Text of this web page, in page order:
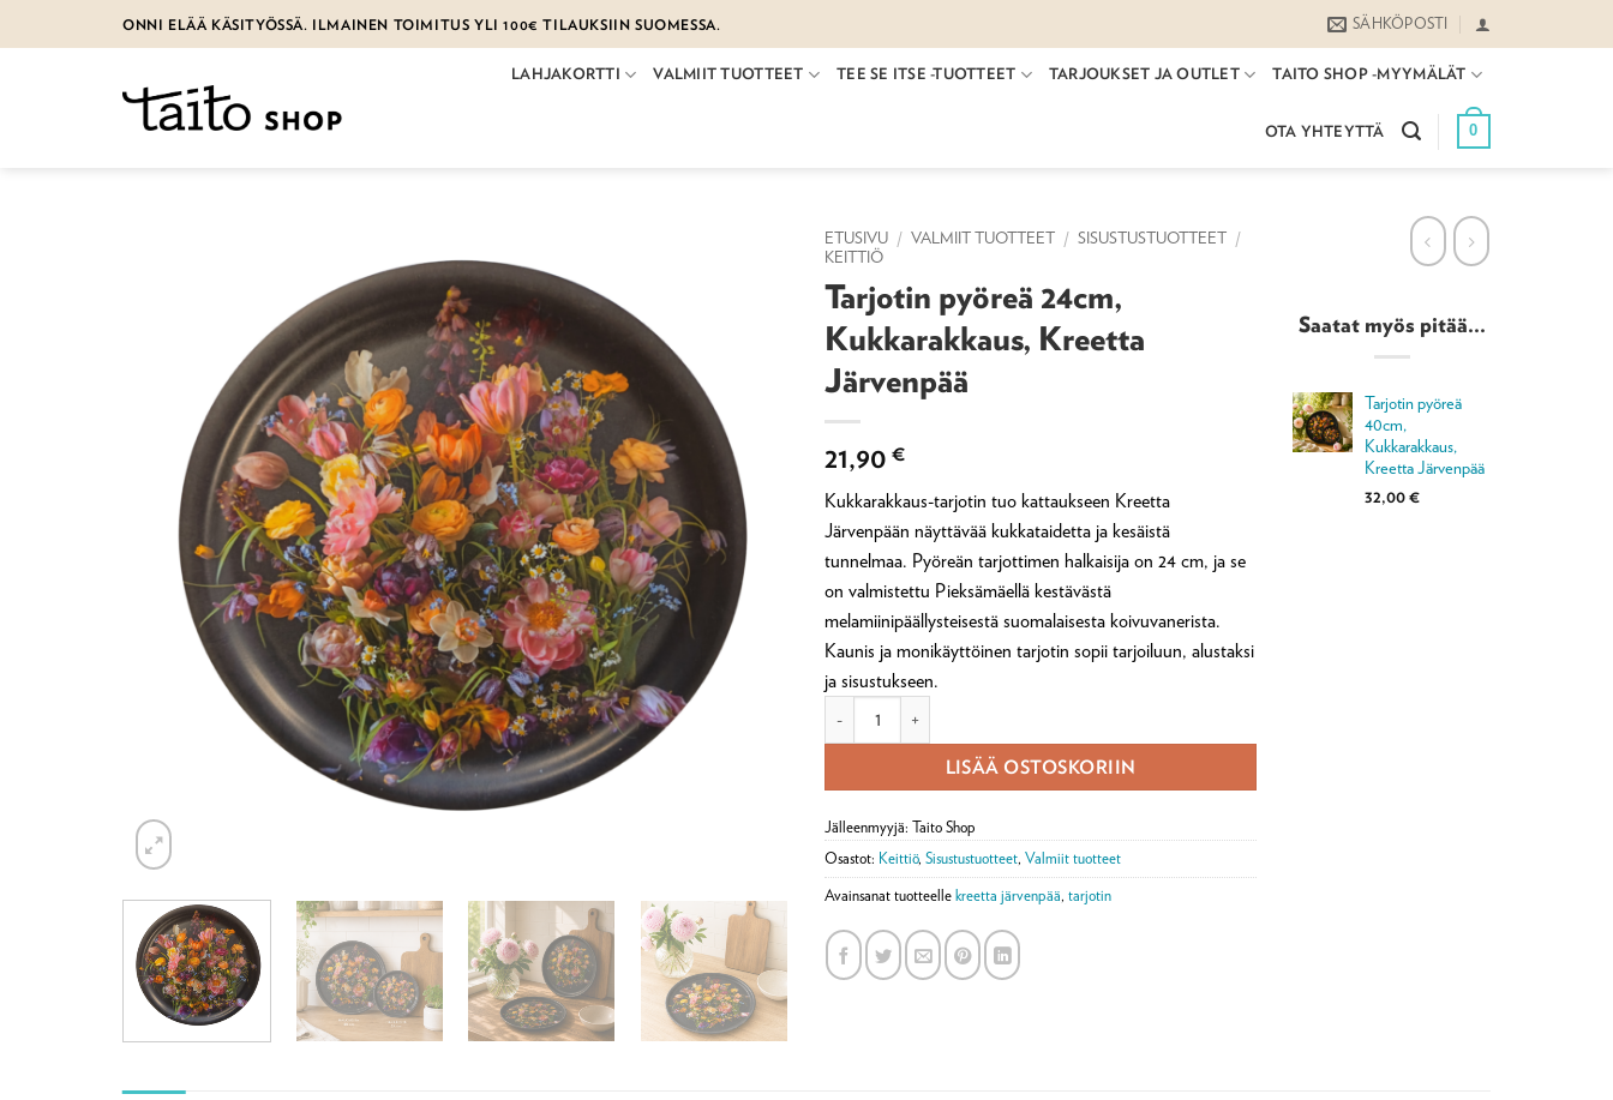
to
ONNI ELÄÄ KÄSITYÖSSÄ. ILMAINEN TOIMITUS YLI 100€ TILAUKSIIN SUOMESSA. SÄHKÖPOSTI
LAHJAKORTTI VALMIIT TUOTTEET TEE SE ITSE -TUOTTEET TARJOUKSET JA OUTLET TAITO SHOP -MYYMÄLÄT
OTA YHTEYTTÄ 0
ETUSIVU / VALMIIT TUOTTEET / SISUSTUSTUOTTEET /
KEITTIÖ
Tarjotin pyöreä 24cm,
Kukkarakkaus, Kreetta
Järvenpää
21,90 €
Kukkarakkaus-tarjotin tuo kattaukseen Kreetta
Järvenpään näyttävää kukkataidetta ja kesäistä
tunnelmaa. Pyöreän tarjottimen halkaisija on 24 cm, ja se
on valmistettu Pieksämäellä kestävästä
melamiinipäällysteisestä suomalaisesta koivuvanerista.
Kaunis ja monikäyttöinen tarjotin sopii tarjoiluun, alustaksi
ja sisustukseen.
LISÄÄ OSTOSKORIIN
Jälleenmyyjä: Taito Shop
Osastot: Keittiö, Sisustustuotteet, Valmiit tuotteet
Avainsanat tuotteelle kreetta järvenpää, tarjotin
Saatat myös pitää...
Tarjotin pyöreä
40cm,
Kukkarakkaus,
Kreetta Järvenpää
32,00€